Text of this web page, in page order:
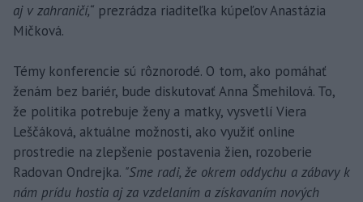
aj v zahraničí,“ prezrádza riaditeľka kúpeľov Anastázia
Mičková.
Témy konferencie sú rôznorodé. O tom, ako pomáhať
ženám bez bariér, bude diskutovať Anna Šmehilová. To,
že politika potrebuje ženy a matky, vysvetlí Viera
Leščáková, aktuálne možnosti, ako využiť online
prostredie na zlepšenie postavenia žien, rozoberie
Radovan Ondrejka. "Sme radi, že okrem oddychu a zábavy k
nám prídu hostia aj za vzdelaním a získavaním nových